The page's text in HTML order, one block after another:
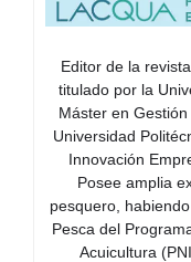
Editor de la
titulado por la
Máster en
Universidad
Innovación
Posee amplia
pesquero,
Pesca del
Acuicultura